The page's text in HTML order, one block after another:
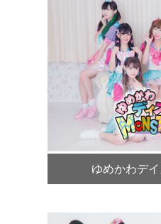
ゆめかわデ